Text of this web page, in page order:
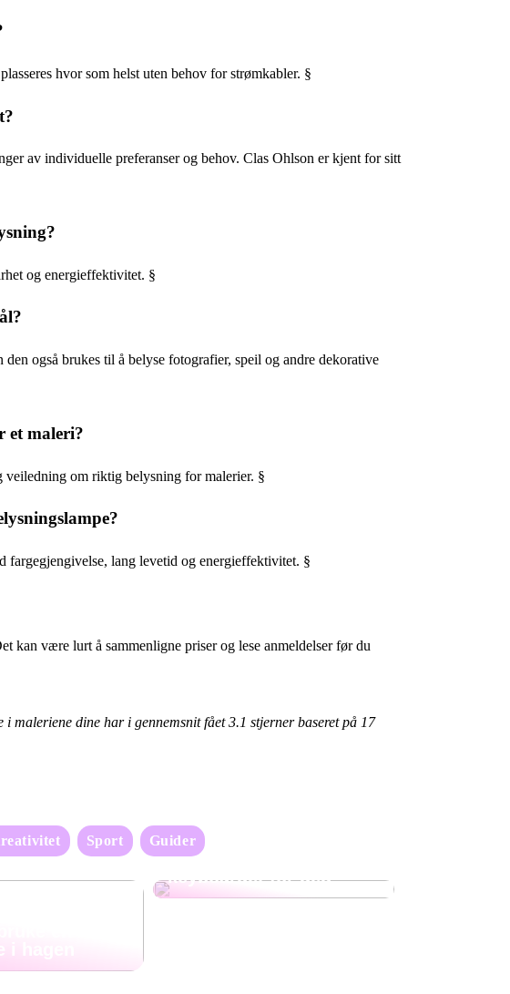
hvor som helst uten behov for strømkabler. §
av individuelle preferanser og behov. Clas Ohlson er kjent for sitt
og energieffektivitet. §
også brukes til å belyse fotografier, speil og andre dekorative
et maleri?
veiledning om riktig belysning for malerier. §
fargegjengivelse, lang levetid og energieffektivitet. §
kan være lurt å sammenligne priser og lese anmeldelser før du
maleriene dine har i gennemsnit fået3.1 stjerner baseret på 17
Sport Guider
i hagen
Oppdag det perfekte
keyboardet for deg